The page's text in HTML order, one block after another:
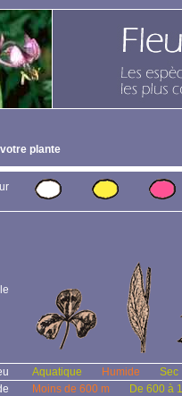
plante
Aquatique Humide
Sec
Moins de 600 m
De 600 à